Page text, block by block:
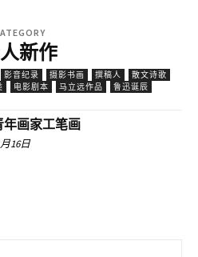
新作
影音纪录 摄影书画 撰稿人
散文诗歌
电影剧本 马立远作品 鲁迅诞辰
年画家工笔画
16日